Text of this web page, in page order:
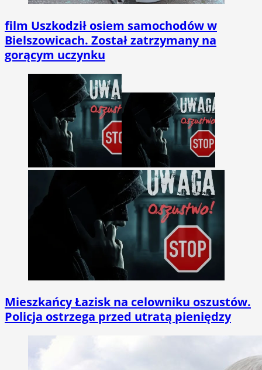
film Uszkodził osiem samochodów w
Bielszowicach. Został zatrzymany na
gorącym uczynku
Mieszkańcy Łazisk na celowniku oszustów.
Policja ostrzega przed utratą pieniędzy